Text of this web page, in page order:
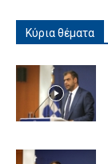
Κύρια θέματα